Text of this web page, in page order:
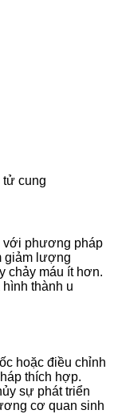
tử cung
với phương pháp
giảm lượng
chảy máu ít hơn.
thành u
hoặc điều chỉnh
thích hợp.
sự phát triển
cơ quan sinh